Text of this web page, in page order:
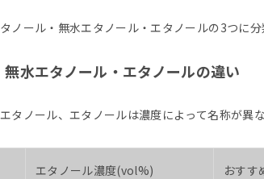
ノール・無水エタノール・エタノールの3つに分
水エタノール・エタノールの違い
タノール、エタノールは濃度によって名称が異な
エタノール濃度(vol%) おすす